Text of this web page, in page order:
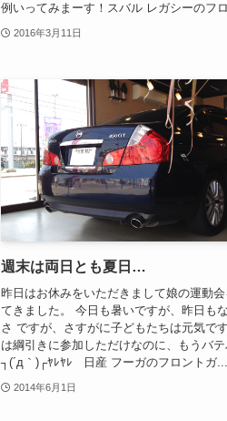
例いってみまーす！スバル レガシーのフ
2016年3月11日
週末は両日とも夏日…
昨日はお休みをいただきまして娘の運動
てきました。 今日も暑いですが、昨日も
さ ですが、さすがに子どもたちは元気で
は綱引きに参加しただけなのに、もうバ
┐(´д｀)┌ﾔﾚﾔﾚ 日産 フーガのフロントガ...
2014年6月1日